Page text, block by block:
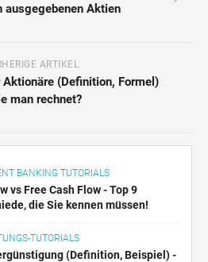
ausgegebenen Aktien
ARTIKEL
(Definition, Formel)
man rechnet?
BANKING TUTORIALS
vs Free Cash Flow - Top 9
die Sie kennen müssen!
TUTORIALS
(Definition, Beispiel) -